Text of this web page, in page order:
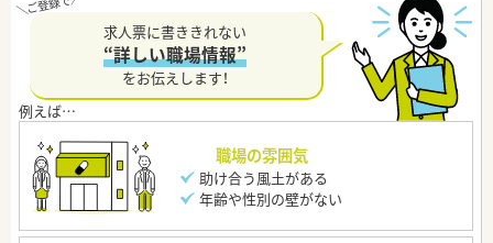
求人票に書ききれない
“詳しい職場情報”
をお伝えします！
職場の雰囲気
助け合う風土がある
年齢や性別の壁がない